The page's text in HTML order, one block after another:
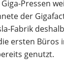
Pressen
der
Fabrik
ersten Büros
genutzt.